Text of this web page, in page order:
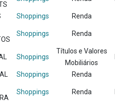
Shoppings Renda
Shoppings Renda
Shoppings
Títulos e Valores
Mobiliários
Shoppings Renda
Shoppings Renda